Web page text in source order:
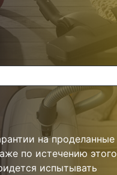
на проделанные
по истечению этого
испытывать